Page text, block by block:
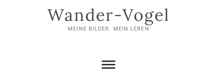
Wander-Vogel
MEINE BILDER. MEIN LEBEN